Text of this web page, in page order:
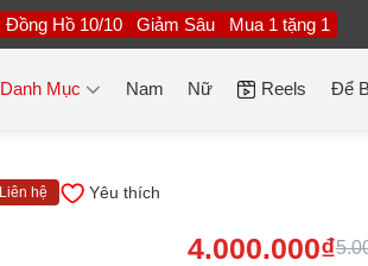
Đồng Hồ 10/10 Giảm Sâu Mua 1 tặng 1
Danh Mục Nam Nữ Reels Để
Liên hệ Yêu thích
4.000.000₫